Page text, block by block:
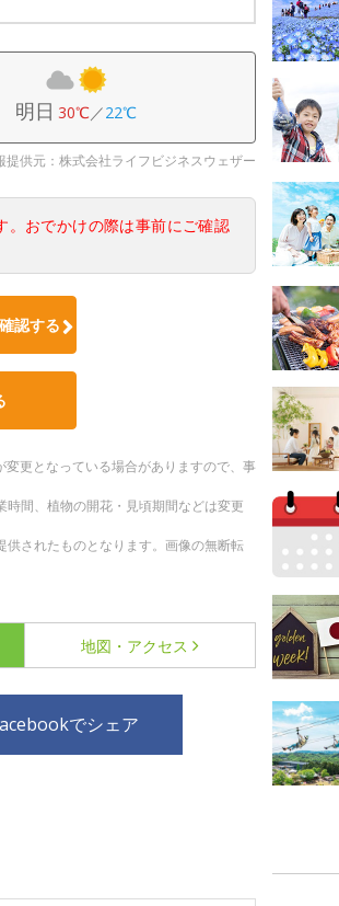
明日 30℃／22℃
提供元：株式会社ライフビジネスウェザー
おでかけの際は事前にご確認
認する
更となっている場合がありますので、事
間、植物の開花・見頃期間などは変更
されたものとなります。画像の無断転
地図・アクセス
でシェア